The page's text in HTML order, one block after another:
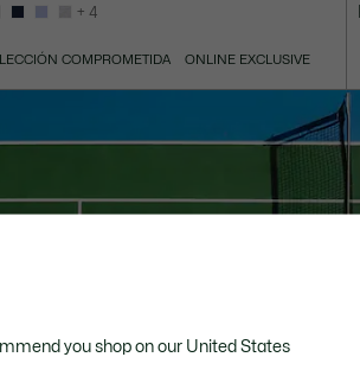
+ 4
COMPROMETIDA ONLINE EXCLUSIVE
you shop on our United States